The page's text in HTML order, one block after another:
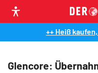
++ Heiß
Glencore: